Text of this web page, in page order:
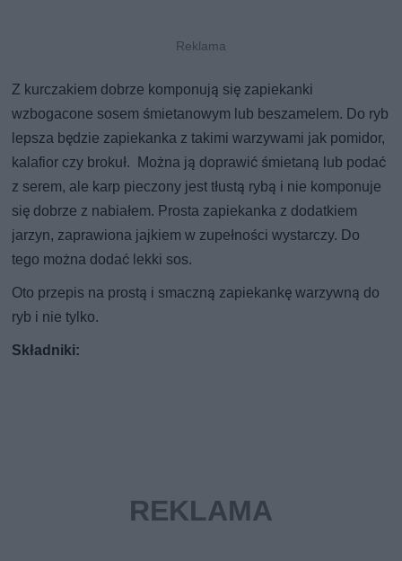
Z kurczakiem dobrze komponują się zapiekanki
wzbogacone sosem śmietanowym lub beszamelem. Do ryb
lepsza będzie zapiekanka z takimi warzywami jak pomidor,
kalafior czy brokuł. Można ją doprawić śmietaną lub podać
z serem, ale karp pieczony jest tłustą rybą i nie komponuje
się dobrze z nabiałem. Prosta zapiekanka z dodatkiem
jarzyn, zaprawiona jajkiem w zupełności wystarczy. Do
tego można dodać lekki sos.
Oto przepis na prostą i smaczną zapiekankę warzywną do
ryb i nie tylko.
Składniki: